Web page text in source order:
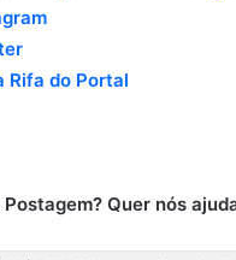
Rifa do Portal
Quer nós